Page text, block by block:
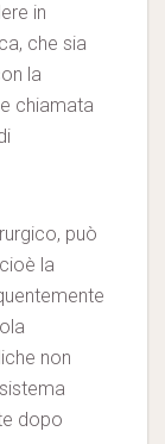
in
che sia
la
chiamata
può
la
non
dopo